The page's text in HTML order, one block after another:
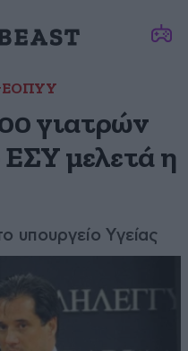
γιατρών
μελετά η
υπουργείο Υγείας